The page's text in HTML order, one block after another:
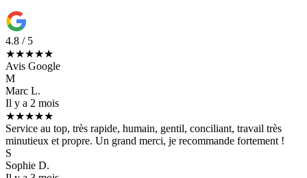
4.8 / 5
★★★★★
Avis Google
M
Marc L.
Il y a 2 mois
★★★★★
Service au top, très rapide, humain, gentil, conciliant, travail très
minutieux et propre. Un grand merci, je recommande fortement !
S
Sophie D.